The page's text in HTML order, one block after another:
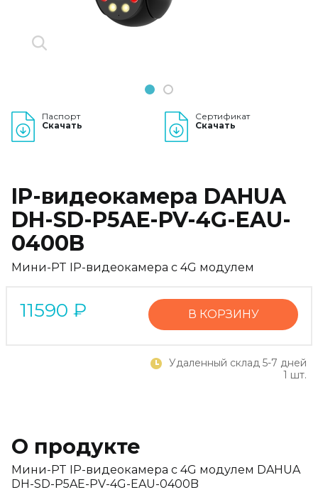
1 2
Паспорт
Скачать
Сертификат
Скачать
IP-видеокамера DAHUA
DH-SD-P5AE-PV-4G-EAU-
0400B
Мини-PT IP-видеокамера с 4G модулем
11590 ₽ В КОРЗИНУ
Удаленный склад 5-7 дней
1 шт.
О продукте
Мини-PT IP-видеокамера с 4G модулем DAHUA
DH-SD-P5AE-PV-4G-EAU-0400B